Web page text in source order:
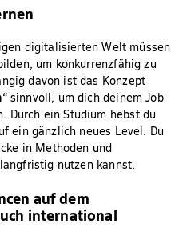
digitalisierten Welt müssen
um konkurrenzfähig zu
davon ist das Konzept
“ sinnvoll, um dich deinem Job
Durch ein Studium hebst du
ein gänzlich neues Level. Du
in Methoden und
nutzen kannst.
auf dem
international